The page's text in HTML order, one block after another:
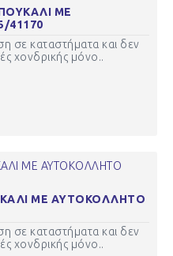
ΜΕ
41170
σε καταστήματα και δεν
χονδρικής μόνο..
ΜΕ ΑΥΤΟΚΟΛΛΗΤΟ
σε καταστήματα και δεν
χονδρικής μόνο..